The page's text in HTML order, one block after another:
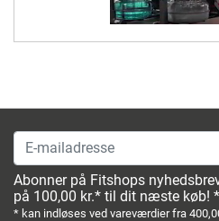
E-mailadresse
Abonner på Fitshops
på 100,00 kr.* til dit næste køb! *
* kan indløses ved vareværdier fra